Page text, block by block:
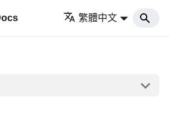
繁體中文